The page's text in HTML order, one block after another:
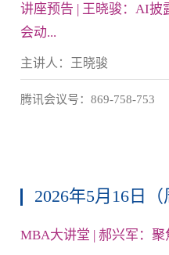
讲座预告 | 王晓骏：AI披
会动...
主讲人：王晓骏
腾讯会议号：869-758-753
2026年5月16日
MBA大讲堂 | 郝兴军：